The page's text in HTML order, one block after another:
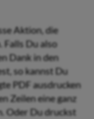
Aktion, die
Falls Du also
Dank in den
so kannst Du
PDF ausdrucken
Zeilen eine ganz
Oder Du druckst